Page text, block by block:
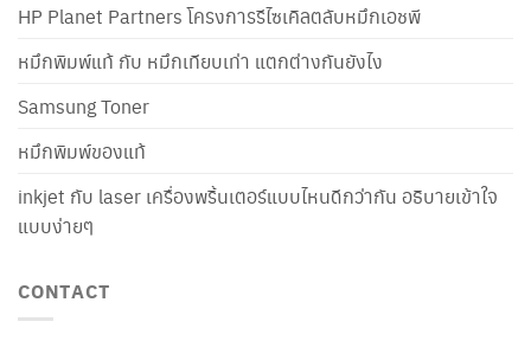
HP Planet Partners โครงการรีไซเคิลตลับหมึกเอชพี
หมึกพิมพ์แท้ กับ หมึกเทียบเท่า แตกต่างกันยังไง
Samsung Toner
หมึกพิมพ์ของแท้
inkjet กับ laser เครื่องพริ้นเตอร์แบบไหนดีกว่ากัน อธิบายเข้าใจ
แบบง่ายๆ
CONTACT